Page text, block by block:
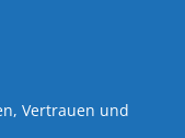
Vertrauen und